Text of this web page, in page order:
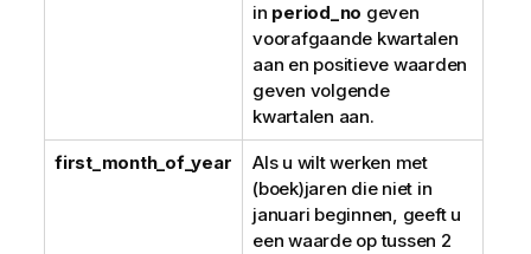
in period_no geven
voorafgaande kwartalen
aan en positieve waarden
geven volgende
kwartalen aan.
first_month_of_year
Als u wilt werken met
(boek)jaren die niet in
januari beginnen, geeft u
een waarde op tussen 2